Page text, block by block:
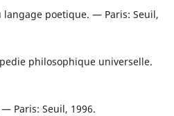
langage poetique. — Paris: Seuil,
philosophique universelle.
Paris: Seuil, 1996.